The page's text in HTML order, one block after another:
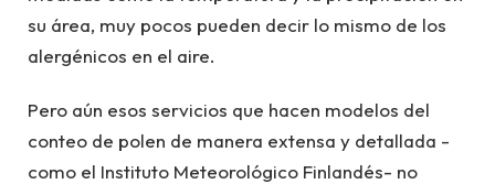
su área, muy pocos pueden decir lo mismo de los
alergénicos en el aire.
Pero aún esos servicios que hacen modelos del
conteo de polen de manera extensa y detallada -
como el Instituto Meteorológico Finlandés- no